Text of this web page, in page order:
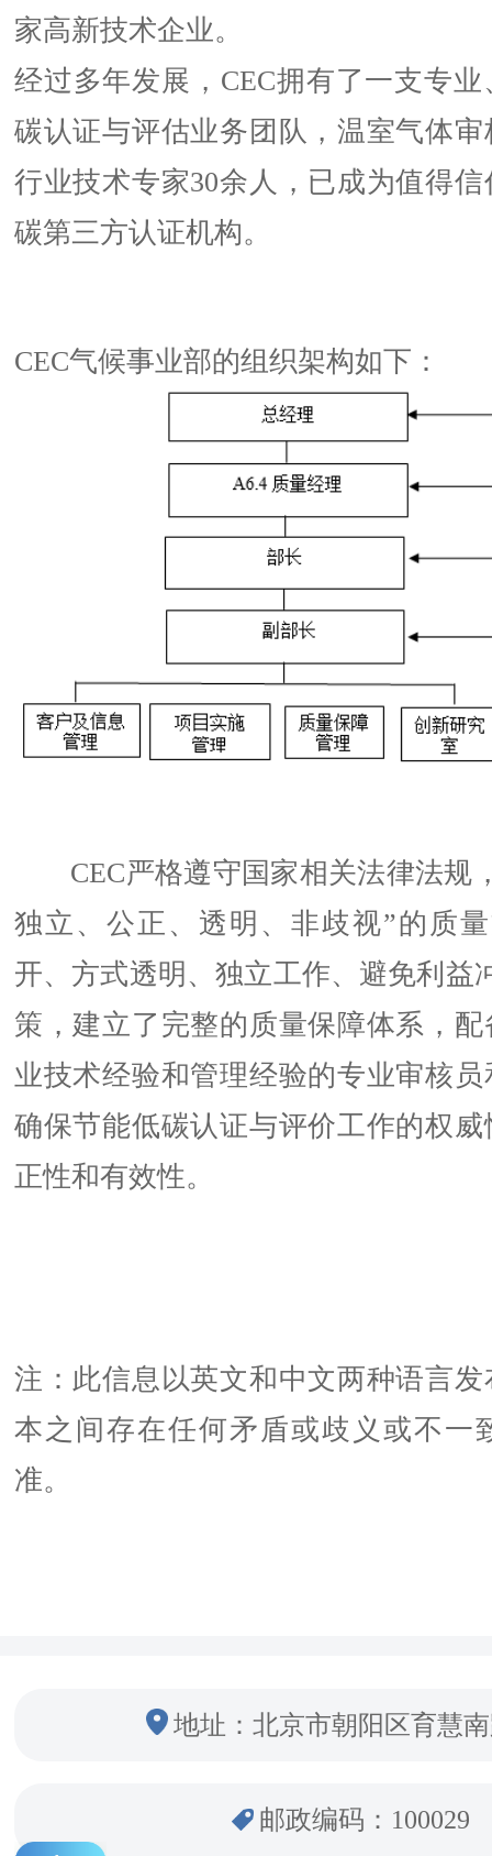
家高新技术企业。
经过多年发展，CEC拥有了一支专
碳认证与评估业务团队，温室气体审
行业技术专家30余人，已成为值得
碳第三方认证机构。
CEC气候事业部的组织架构如下：
CEC严格遵守国家相关法律法规
独立、公正、透明、非歧视”的质
开、方式透明、独立工作、避免利益
策，建立了完整的质量保障体系，
业技术经验和管理经验的专业审核
确保节能低碳认证与评价工作的权
正性和有效性。
注：此信息以英文和中文两种语言
本之间存在任何矛盾或歧义或不一
准。
地址：北京市朝阳区育慧
邮政编码：100029